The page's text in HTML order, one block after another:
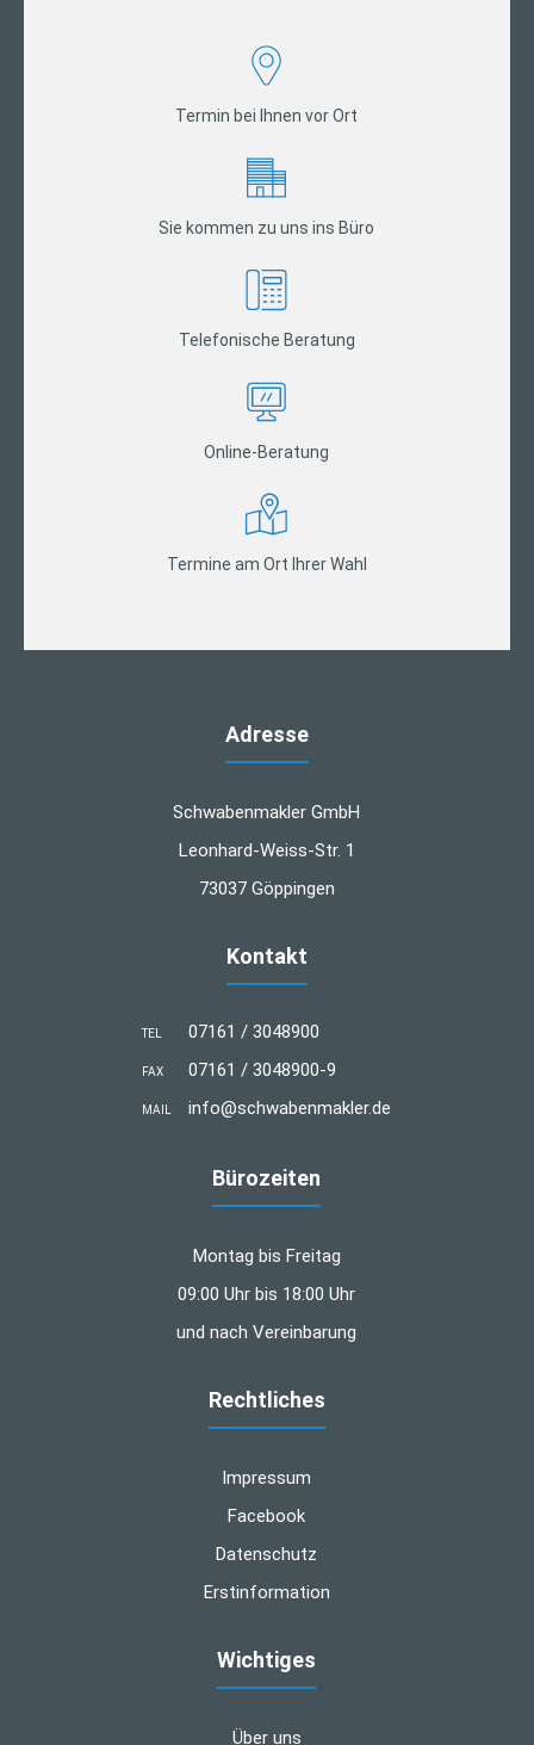
Termin bei Ihnen vor Ort
Sie kommen zu uns ins Büro
Telefonische Beratung
Online-Beratung
Termine am Ort Ihrer Wahl
Adresse
Schwabenmakler GmbH
Leonhard-Weiss-Str. 1
73037 Göppingen
Kontakt
TEL 07161 / 3048900
FAX 07161 / 3048900-9
MAIL info@schwabenmakler.de
Bürozeiten
Montag bis Freitag
09:00 Uhr bis 18:00 Uhr
und nach Vereinbarung
Rechtliches
Impressum
Facebook
Datenschutz
Erstinformation
Wichtiges
Über uns